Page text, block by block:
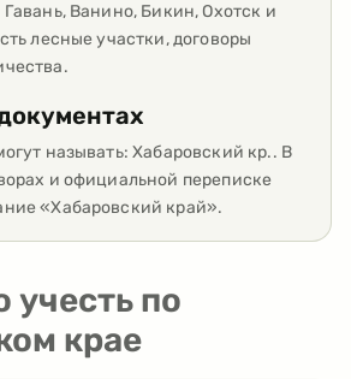
Ванино, Бикин, Охотск и
лесные участки, договоры
называть: Хабаровский кр.. В
и официальной переписке
«Хабаровский край».
учесть по
крае